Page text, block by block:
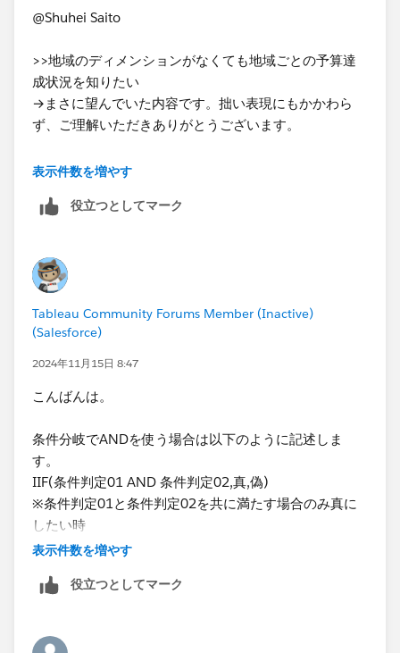
@Shuhei Saito
>>地域のディメンションがなくても地域ごとの予算達
成状況を知りたい
→まさに望んでいた内容です。拙い表現にもかかわら
ず、ご理解いただきありがとうございます。
[売上費用区分]が文字列Abcなので、MINは数値だから
「LOD表現」の感覚がつかめていないため、また伺いた
表示件数を増やす
役立つとしてマーク
Tableau Community Forums Member (Inactive)
(Salesforce)
2024年11月15日 8:47
こんばんは。
条件分岐でANDを使う場合は以下のように記述しま
す。
IIF(条件判定01 AND 条件判定02,真,偽)
※条件判定01と条件判定02を共に満たす場合のみ真に
したい時
方になります！
表示件数を増やす
役立つとしてマーク